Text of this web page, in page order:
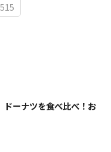
515
ドーナツを食べ比べ！お